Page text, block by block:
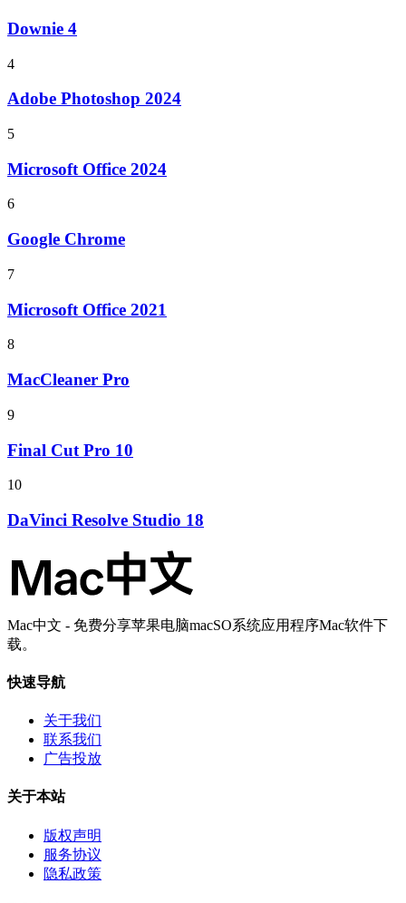
Downie 4
4
Adobe Photoshop 2024
5
Microsoft Office 2024
6
Google Chrome
7
Microsoft Office 2021
8
MacCleaner Pro
9
Final Cut Pro 10
10
DaVinci Resolve Studio 18
Mac中文 - 免费分享苹果电脑macSO系统应用程序Mac软件下
载。
快速导航
关于我们
联系我们
广告投放
关于本站
版权声明
服务协议
隐私政策